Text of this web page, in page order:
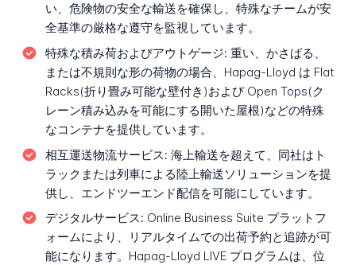
い、危険物の安全な輸送を確保し、特殊なチームが安
全基準の厳格な遵守を監視しています。
特殊な積み荷およびアウトゲージ: 重い、かさばる、
または不規則な形の荷物の場合、Hapag-Lloyd は Flat
Racks(折り畳み可能な壁付き)および Open Tops(ク
レーン積み込みを可能にする開いた屋根)などの特殊
なコンテナを提供しています。
相互運送物流サービス: 海上輸送を超えて、同社はト
ラックまたは列車による陸上輸送ソリューションを提
供し、エンドツーエンド配信を可能にしています。
デジタルサービス: Online Business Suite プラットフ
ォームにより、リアルタイムでの出荷予約と追跡が可
能になります。Hapag-Lloyd LIVE プログラムは、位